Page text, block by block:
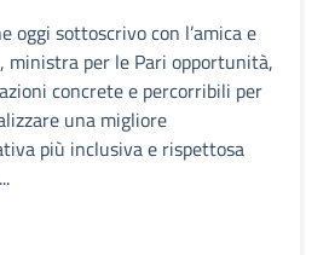
oggi sottoscrivo con l’amica e
ministra per le Pari opportunità,
concrete e percorribili per
una migliore
più inclusiva e rispettosa